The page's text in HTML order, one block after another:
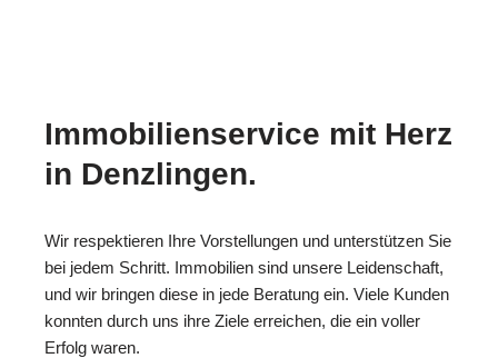
Immobilienservice mit Herz
in Denzlingen.
Wir respektieren Ihre Vorstellungen und unterstützen Sie
bei jedem Schritt. Immobilien sind unsere Leidenschaft,
und wir bringen diese in jede Beratung ein. Viele Kunden
konnten durch uns ihre Ziele erreichen, die ein voller
Erfolg waren.